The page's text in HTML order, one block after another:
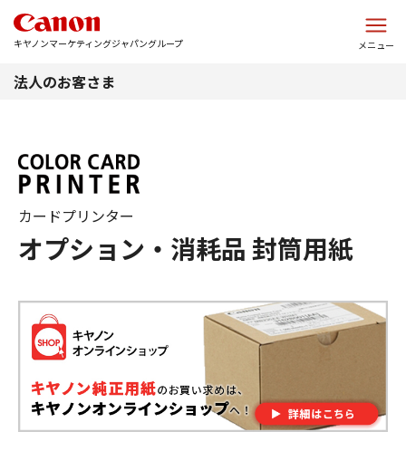
キヤノンマーケティングジャパングループ メニュー
法人のお客さま
オプション・消耗品 封筒用紙
カードプリンター